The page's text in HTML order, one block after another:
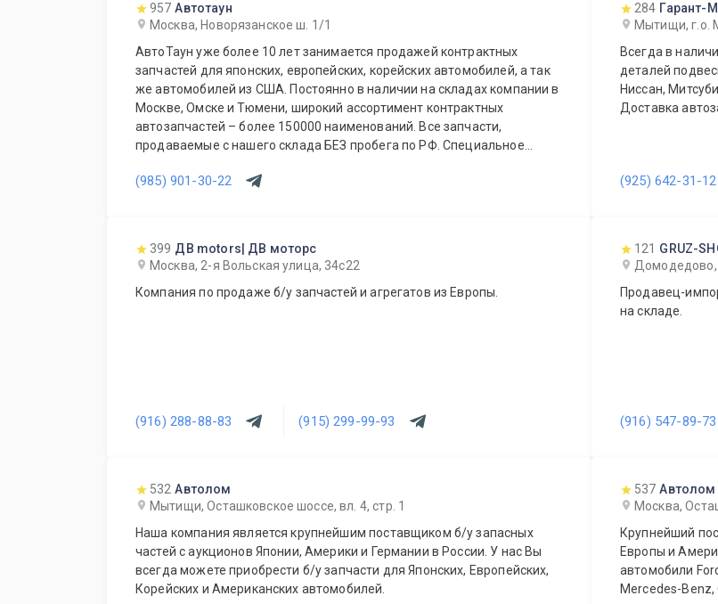
957 Автотаун
Москва, Новорязанское ш. 1/1
АвтоТаун уже более 10 лет занимается продажей контрактных
запчастей для японских, европейских, корейских автомобилей, а так
же автомобилей из США. Постоянно в наличии на складах компании в
Москве, Омске и Тюмени, широкий ассортимент контрактных
автозапчастей – более 150000 наименований. Все запчасти,
продаваемые с нашего склада БЕЗ пробега по РФ. Специальное
(985) 901-30-22
284 Гарант-
Мытищи, г.о.
Всегда в
деталей
Ниссан,
Доставка
(925) 642-31-12
399 ДВ motors| ДВ моторс
Москва, 2-я Вольская улица, 34с22
Компания по продаже б/у запчастей и агрегатов из Европы.
(916) 288-88-83 (915) 299-99-93
121 GRUZ-
Домодедово,
Продавец-
на складе.
(916) 547-89-73
532 Автолом
Мытищи, Осташковское шоссе, вл. 4, стр. 1
Наша компания является крупнейшим поставщиком б/у запасных
частей с аукционов Японии, Америки и Германии в России. У нас Вы
всегда можете приобрести б/у запчасти для Японских, Европейских,
Корейских и Американских автомобилей.
537 Автолом
Москва,
Крупнейший
Европы и
автомобили
Mercedes-Benz,